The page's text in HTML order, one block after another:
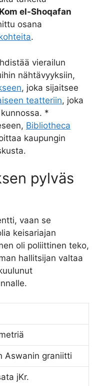
Kom el-Shoqafan
osana
.
vierailun
nähtävyyksiin,
, joka sijaitsee
teatteriin, joka
*
Bibliotheca
kaupungin
pylväs
vaan se
keisariajan
oli poliittinen teko,
hallitsijan valtaa
Aswanin graniitti
jKr.